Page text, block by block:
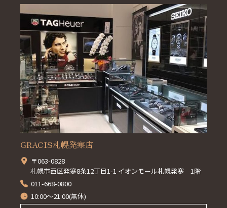
GRACIS札幌発寒店
〒063-0828
札幌市西区発寒8条12丁目1-1 イオンモール札幌発寒 1階
011-668-0800
10:00～21:00(無休)